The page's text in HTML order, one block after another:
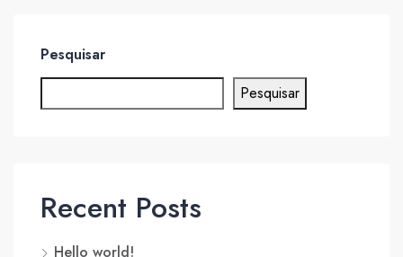
Pesquisar
Pesquisar
Recent Posts
Hello world!